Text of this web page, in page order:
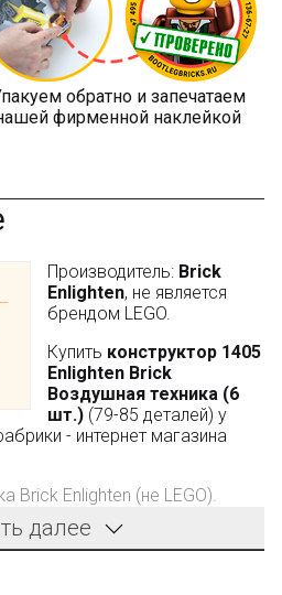
обратно и запечатаем
фирменной наклейкой
Производитель: Brick
Enlighten, не является
брендом LEGO.
Купить конструктор 1405
Enlighten Brick
Воздушная техника (6
шт.) (79-85 деталей) у
- интернет магазина
Brick Enlighten (не LEGO).
конструкторы.
размеры и совместимы с
брендов.
далее